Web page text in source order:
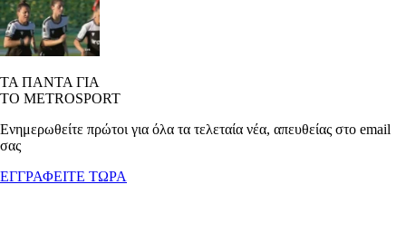
ΤΑ ΠΑΝΤΑ ΓΙΑ
ΤΟ METROSPORT
Ενημερωθείτε πρώτοι για όλα τα τελεταία νέα, απευθείας στο email
σας
ΕΓΓΡΑΦΕΙΤΕ ΤΩΡΑ